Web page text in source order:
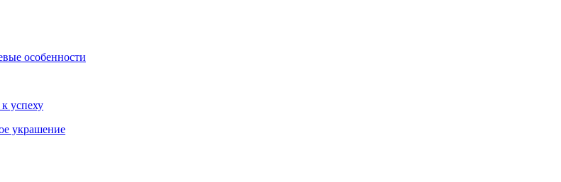
особенности
успеху
украшение